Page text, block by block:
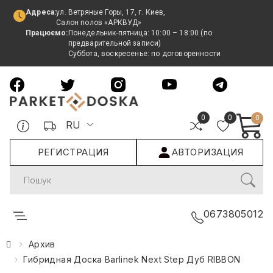
Адреса:ул. Ветряные Горы, 17, г. Киев,
Салон полов «АРКВУД»
Працюємо: Понедельник-пятница: 10:00 – 18:00 (по
предварительной записи)
Суббота, воскресенье: по договоренности
RU
0 0 0
РЕГИСТРАЦИЯ АВТОРИЗАЦИЯ
Search
0673805012
Архив
Гибридная Доска Barlinek Next Step Дуб RIBBON